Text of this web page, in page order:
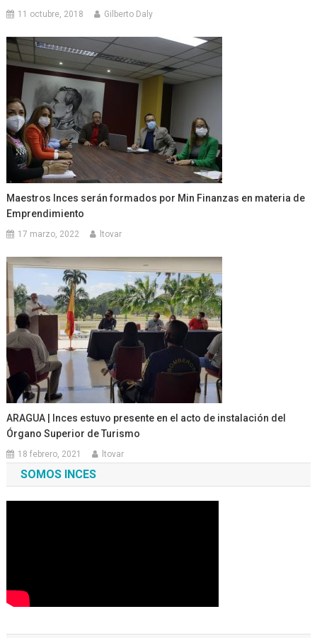
11 octubre, 2018 Gilberto Daly
Maestros Inces serán formados por Min Finanzas en materia de
Emprendimiento
17 marzo, 2022 ltovar
ARAGUA | Inces estuvo presente en el acto de instalación del
Órgano Superior de Turismo
18 febrero, 2021 ltovar
SOMOS INCES